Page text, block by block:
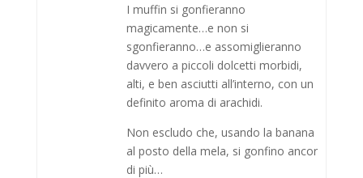
I muffin si gonfieranno
magicamente…e non si
sgonfieranno…e assomiglieranno
davvero a piccoli dolcetti morbidi,
alti, e ben asciutti all’interno, con un
definito aroma di arachidi.
Non escludo che, usando la banana
al posto della mela, si gonfino ancor
di più…